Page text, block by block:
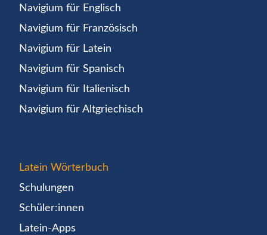
Navigium für Englisch
Navigium für Französisch
Navigium für Latein
Navigium für Spanisch
Navigium für Italienisch
Navigium für Altgriechisch
Latein Wörterbuch
Schulungen
Schüler:innen
Latein-Apps